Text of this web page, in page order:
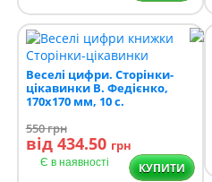
Веселі цифри. Сторінки-
цікавинки В. Федієнко,
170х170 мм, 10 с.
550грн
від 434.50 грн
Є в наявності КУПИТИ